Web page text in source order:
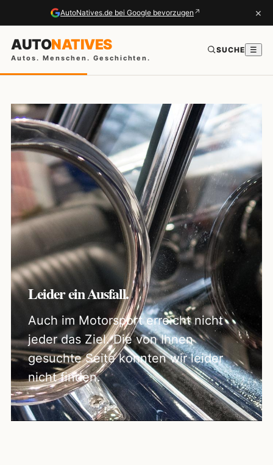
AutoNatives.de bei Google bevorzugen ↗ ×
AUTONATIVES
Autos. Menschen. Geschichten.
SUCHE ☰
Leider ein Ausfall.
Auch im Motorsport erreicht nicht
jeder das Ziel. Die von Ihnen
gesuchte Seite konnten wir leider
nicht finden.